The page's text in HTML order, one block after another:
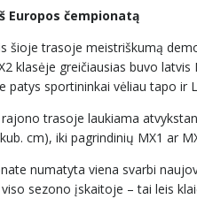
Europos čempionatą
šioje trasoje meistriškumą
klasėje greičiausias buvo
patys sportininkai vėliau tapo ir
trasoje laukiama
cm), iki pagrindinių MX1 ar
numatyta viena svarbi
sezono įskaitoje – tai leis